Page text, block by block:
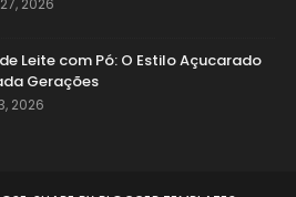
Leite com Pó: O Estilo Açucarado
Gerações
2026